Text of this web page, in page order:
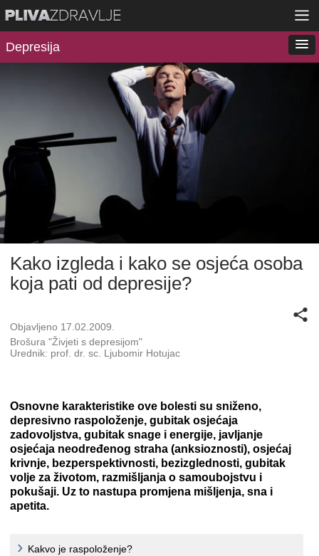
Depresija
Kako izgleda i kako se osjeća osoba
koja pati od depresije?
Objavljeno 17.02.2009.
Brošura "Živjeti s depresijom"
Urednik: prof. dr. sc. Ljubomir Hotujac
Osnovne karakteristike ove bolesti su sniženo,
depresivno raspoloženje, gubitak osjećaja
zadovoljstva, gubitak snage i energije, javljanje
osjećaja neodređenog straha (anksioznosti), osjećaj
krivnje, bezperspektivnosti, bezizglednosti, gubitak
volje za životom, razmišljanja o samoubojstvu i
pokušaji. Uz to nastupa promjena mišljenja, sna i
apetita.
Kakvo je raspoloženje?